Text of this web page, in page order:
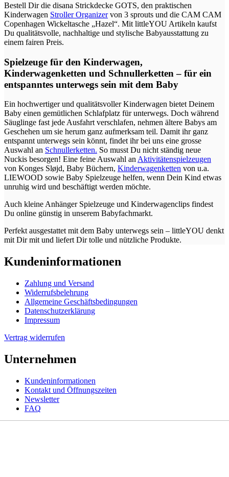
Bestell Dir die disana Strickdecke GOTS, den praktischen
Kinderwagen Stroller Organizervon 3 sprouts und die CAM CAM
Copenhagen Wickeltasche „Hazel“. Mit littleYOU Artikeln kaufst
Du qualitätsvolle, nachhaltige und stylische Babyausstattung zu
einem fairen Preis.
Spielzeuge für den Kinderwagen,
Kinderwagenketten und Schnullerketten – für ein
entspanntes unterwegs sein mit dem Baby
Ein hochwertiger und qualitätsvoller Kinderwagen bietet Deinem
Baby einen gemütlichen Schlafplatz für unterwegs. Doch während
Säuglinge fast jede Ausfahrt verschlafen, nehmen ältere Babys am
Geschehen um sie herum ganz aufmerksam teil. Damit ihr ganz
entspannt unterwegs sein könnt, findet ihr bei uns eine grosse
Auswahl an Schnullerketten. So musst Du nicht ständig neue
Nuckis besorgen! Eine feine Auswahl an Aktivitätenspielzeugen
von Konges Sløjd, Baby Büchern, Kinderwagenketten von u.a.
LIEWOOD sowie Baby Spielzeuge helfen, wenn Dein Kind etwas
unruhig wird und beschäftigt werden möchte.
Auch kleine Anhänger Spielzeuge und Kinderwagenclips findest
Du online günstig in unserem Babyfachmarkt.
Perfekt ausgestattet mit dem Baby unterwegs sein – littleYOU denkt
mit Dir mit und liefert Dir tolle und nützliche Produkte.
Kundeninformationen
Zahlung und Versand
Widerrufsbelehrung
Allgemeine Geschäftsbedingungen
Datenschutzerklärung
Impressum
Vertrag widerrufen
Unternehmen
Kundeninformationen
Kontakt und Öffnungszeiten
Newsletter
FAQ